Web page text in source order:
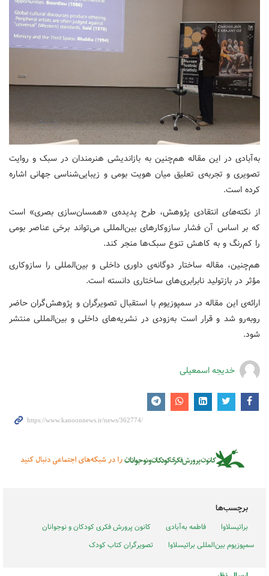
به‌آبادی در این مقاله هم‌چنین به بازاندیشی هنرمندان در سبک و روایت
تصویری و تجربه‌ی تعلیق میان هویت بومی و زیبایی‌شناسی جهانی اشاره
کرده است.
از نکته‌های انتقادی پژوهش، طرح پدیده‌ی «همسان‌سازی بصری» است
که بر اساس آن فشار سازوکارهای بین‌المللی می‌تواند برخی عناصر بومی
را کم‌رنگ و به کاهش تنوع سبک‌ها منجر کند.
هم‌چنین، مقاله ساختار دوگانه‌ی داوری داخلی و بین‌المللی را سازوکاری
مؤثر در بازتولید نابرابری‌های ساختاری دانسته است.
ارائه‌ی این مقاله در سمپوزیوم با استقبال تصویرگران و پژوهش‌گران حاضر
روبه‌رو شد و قرار است به‌زودی در نشریه‌های داخلی و بین‌المللی منتشر
شود.
خدیجه اسمعیلی
برچسب‌ها
براتیسلاوا فاطمه به‌آبادی
کانون پرورش فکری کودکان و نوجوانان
سمپوزیوم بین‌المللی براتیسلاوا
تصویرگران کتاب کودک